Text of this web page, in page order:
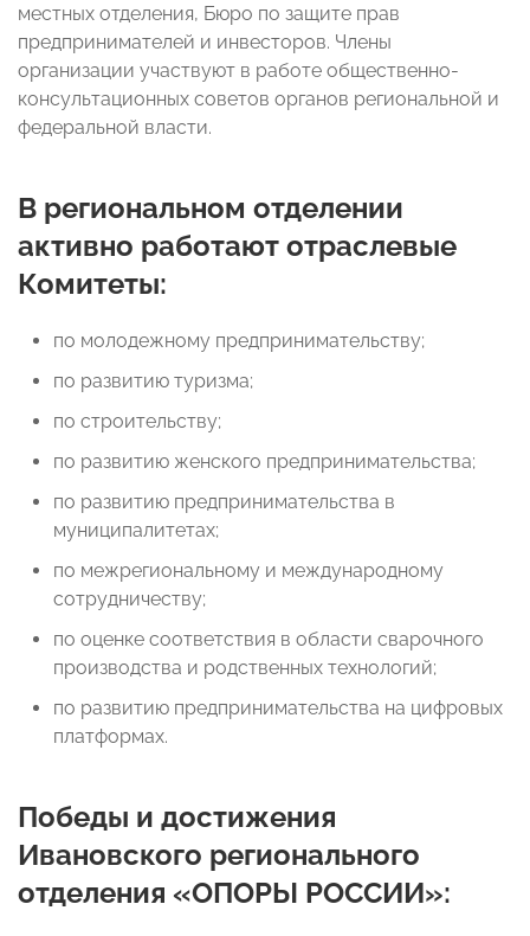
местных отделения, Бюро по защите прав
предпринимателей и инвесторов. Члены
организации участвуют в работе общественно-
консультационных советов органов региональной и
федеральной власти.
В региональном отделении
активно работают отраслевые
Комитеты:
по молодежному предпринимательству;
по развитию туризма;
по строительству;
по развитию женского предпринимательства;
по развитию предпринимательства в
муниципалитетах;
по межрегиональному и международному
сотрудничеству;
по оценке соответствия в области сварочного
производства и родственных технологий;
по развитию предпринимательства на цифровых
платформах.
Победы и достижения
Ивановского регионального
отделения «ОПОРЫ РОССИИ»: